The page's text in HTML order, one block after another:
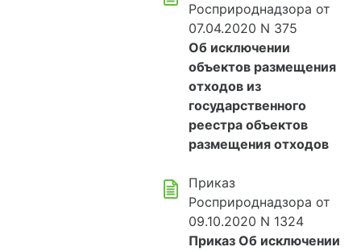
Росприроднадзора от
07.04.2020 N 375
Об исключении
объектов размещения
отходов из
государственного
реестра объектов
размещения отходов
Приказ
Росприроднадзора от
09.10.2020 N 1324
Приказ Об исключении